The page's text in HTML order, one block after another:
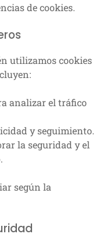
de cookies.
utilizamos cookies
analizar el tráfico
y seguimiento.
la seguridad y el
según la